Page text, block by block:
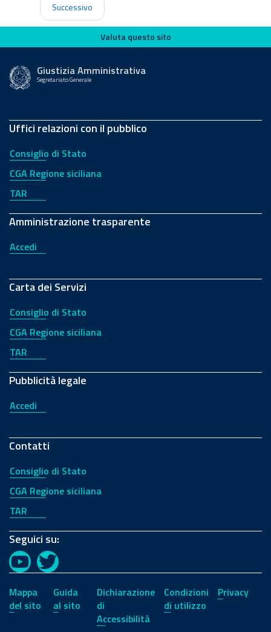
Successivo
Valuta questo sito
Valuta questo sito
Giustizia Amministrativa
Segretariato Generale
Uffici relazioni con il pubblico
Consiglio di Stato
CGA Regione siciliana
TAR
Amministrazione trasparente
Accedi
Carta dei Servizi
Consiglio di Stato
CGA Regione siciliana
TAR
Pubblicità legale
Accedi
Contatti
Consiglio di Stato
CGA Regione siciliana
TAR
Seguici su:
YouTubeTwitter
Mappa
del sito
Guida
al sito
Dichiarazione
di
Accessibilità
Condizioni
di utilizzo
Privacy